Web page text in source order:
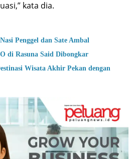
kata dia.
Penggel dan Sate Ambal
di Rasuna Said Dibongkar
Wisata Akhir Pekan dengan